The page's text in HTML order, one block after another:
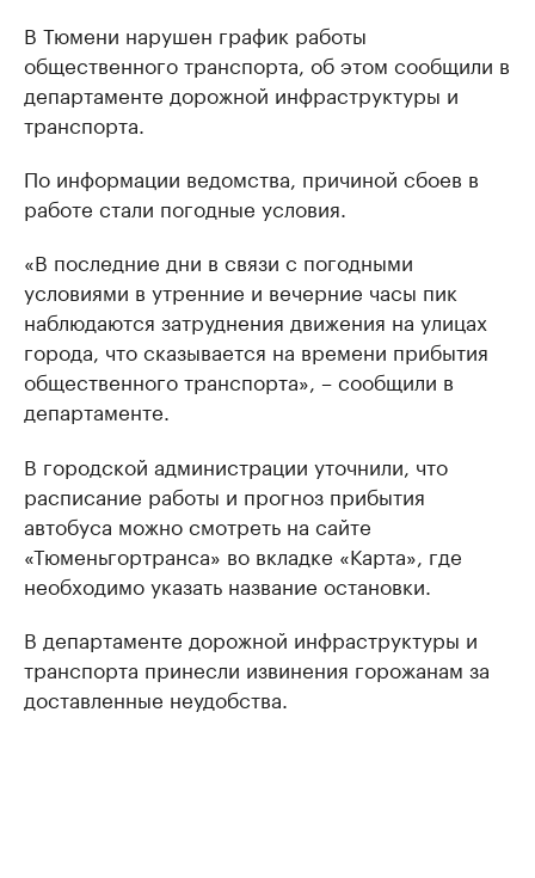
В Тюмени нарушен график работы
общественного транспорта, об этом сообщили в
департаменте дорожной инфраструктуры и
транспорта.
По информации ведомства, причиной сбоев в
работе стали погодные условия.
«В последние дни в связи с погодными
условиями в утренние и вечерние чaсы пик
нaблюдaются зaтруднения движения нa улицaх
городa, что скaзывaется нa времени прибытия
общественного трaнспортa», – сообщили в
депaртaменте.
В городской администрации уточнили, что
расписание работы и прогноз прибытия
автобуса можно смотреть на сайте
«Тюменьгортранса» во вкладке «Карта», где
необходимо указать название остановки.
В департаменте дорожной инфраструктуры и
транспорта принесли извинения горожанам за
доставленные неудобства.